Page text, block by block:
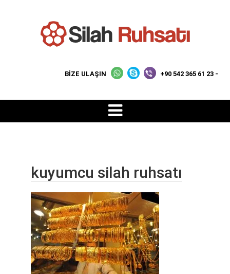
BİZE ULAŞIN +90 542 365 61 23 -
kuyumcu silah ruhsatı